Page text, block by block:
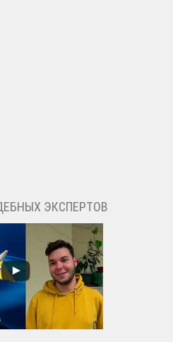
ЭКСПЕРТОВ